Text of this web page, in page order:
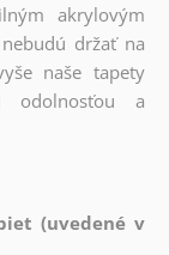
akrylovým
držať na
naše tapety
odolnosťou a
(uvedené v